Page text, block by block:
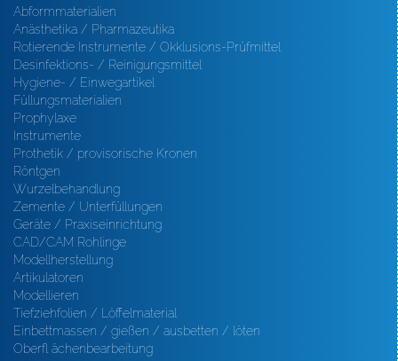
Abformmaterialien
Anästhetika / Pharmazeutika
Rotierende Instrumente / Okklusions-Prüfmittel
Desinfektions- / Reinigungsmittel
Hygiene- / Einwegartikel
Füllungsmaterialien
Prophylaxe
Instrumente
Prothetik / provisorische Kronen
Röntgen
Wurzelbehandlung
Zemente / Unterfüllungen
Geräte / Praxiseinrichtung
CAD/CAM Rohlinge
Modellherstellung
Artikulatoren
Modellieren
Tiefziehfolien / Löffelmaterial
Einbettmassen / gießen / ausbetten / löten
Oberfl ächenbearbeitung